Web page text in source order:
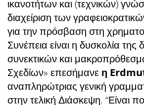
ικανοτήτων και (τεχνικών)
διαχείριση των
για την πρόσβαση στη
Συνέπεια είναι η δυσκολία της
συνεκτικών και
Σχεδίων» επεσήμανε η
αναπληρώτριας γενική
στην τελική Διάσκεψη. “Είναι